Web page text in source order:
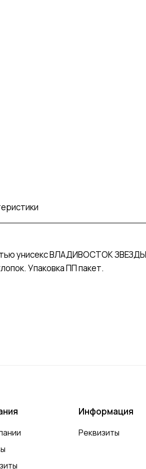
унисекс ВЛАДИВОСТОК
Упаковка ПП пакет.
Информация
Реквизиты